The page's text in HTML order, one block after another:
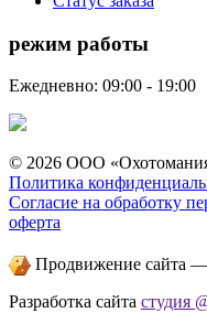
режим работы
Ежедневно: 09:00 - 19:00
© 2026 ООО
Политика
Согласие на обработку
оферта
Продвижение сайта
Разработка сайта студия